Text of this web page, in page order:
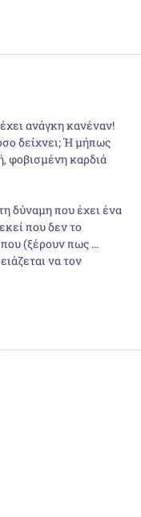
ανάγκη κανέναν!
δείχνει; Ή μήπως
φοβισμένη καρδιά
δύναμη που έχει ένα
που δεν το
που (ξέρουν πως …
να τον